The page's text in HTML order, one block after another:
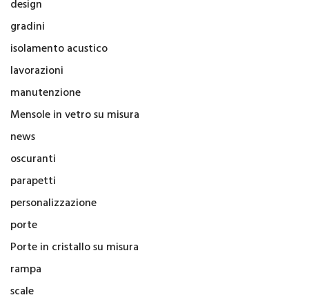
design
gradini
isolamento acustico
lavorazioni
manutenzione
Mensole in vetro su misura
news
oscuranti
parapetti
personalizzazione
porte
Porte in cristallo su misura
rampa
scale